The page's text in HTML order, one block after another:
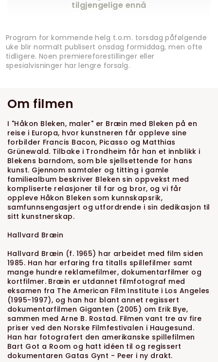
tilgjengelige ennå
Program for kommende helg t.o.m. torsdag påfølgende
uke blir normalt publisert onsdag formiddag, men ofte
tidligere. Noen premiereforestillinger eller
spesialvisninger har lengre forsalg.
Om filmen
I "Håkon Bleken, maler" er Bræin med Bleken på en
reise i Europa, hvor kunstneren får oppleve sine
forbilder Francis Bacon, Picasso og Matthias
Grünewald. Tilbake i Trondheim får han et innblikk i
Blekens barndom, som ble sjellsettende for hans
kunst. Gjennom samtaler og titting i gamle
familiealbum beskriver Bleken sin oppvekst med
kompliserte relasjoner til far og bror, og vi får
oppleve Håkon Bleken som kunnskapsrik,
samfunnsengasjert og utfordrende i sin dedikasjon til
sitt kunstnerskap.
Hallvard Bræin
Hallvard Bræin (f. 1965) har arbeidet med film siden
1985. Han har erfaring fra titalls spillefilmer samt
mange hundre reklamefilmer, dokumentarfilmer og
kortfilmer. Bræin er utdannet filmfotograf med
eksamen fra The American Film Institute i Los Angeles
(1995-1997), og han har blant annet regissert
dokumentarfilmen Giganten (2005) om Erik Bye,
sammen med Arne B. Rostad. Filmen vant tre av fire
priser ved den Norske Filmfestivalen i Haugesund.
Han har fotografert den amerikanske spillefilmen
Bart Got a Room og hatt idéen til og regissert
dokumentaren Gatas Gynt - Peer i ny drakt.